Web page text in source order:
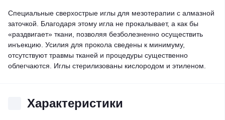
Специальные сверхострые иглы для мезотерапии с алмазной
заточкой. Благодаря этому игла не прокалывает, а как бы
«раздвигает» ткани, позволяя безболезненно осуществить
инъекцию. Усилия для прокола сведены к минимуму,
отсутствуют травмы тканей и процедуры существенно
облегчаются. Иглы стерилизованы кислородом и этиленом.
Характеристики